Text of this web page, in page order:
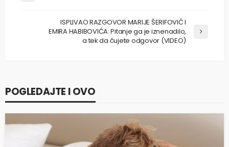
ISPLIVAO RAZGOVOR MARIJE ŠERIFOVIĆ I
EMIRA HABIBOVIĆA: Pitanje ga je iznenadilo,
a tek da čujete odgovor (VIDEO)
POGLEDAJTE I OVO